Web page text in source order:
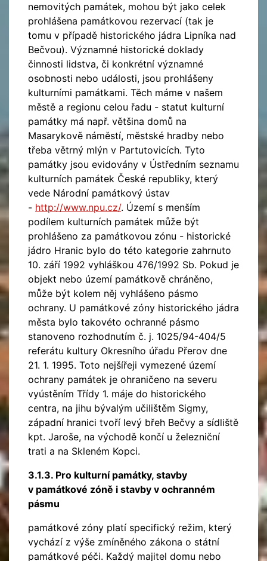
nemovitých památek, mohou být jako celek
prohlášena památkovou rezervací (tak je
tomu v případě historického jádra Lipníka nad
Bečvou). Významné historické doklady
činnosti lidstva, či konkrétní významné
osobnosti nebo události, jsou prohlášeny
kulturními památkami. Těch máme v našem
městě a regionu celou řadu - statut kulturní
památky má např. většina domů na
Masarykově náměstí, městské hradby nebo
třeba větrný mlýn v Partutovicích. Tyto
památky jsou evidovány v Ústředním seznamu
kulturních památek České republiky, který
vede Národní památkový ústav
- http://www.npu.cz/. Území s menším
podílem kulturních památek může být
prohlášeno za památkovou zónu - historické
jádro Hranic bylo do této kategorie zahrnuto
10. září 1992 vyhláškou 476/1992 Sb. Pokud je
objekt nebo území památkově chráněno,
může být kolem něj vyhlášeno pásmo
ochrany. U památkové zóny historického jádra
města bylo takovéto ochranné pásmo
stanoveno rozhodnutím č. j. 1025/94-404/5
referátu kultury Okresního úřadu Přerov dne
21. 1. 1995. Toto nejšířeji vymezené území
ochrany památek je ohraničeno na severu
vyústěním Třídy 1. máje do historického
centra, na jihu bývalým učilištěm Sigmy,
západní hranici tvoří levý břeh Bečvy a sídliště
kpt. Jaroše, na východě končí u železniční
trati a na Skleném Kopci.
3.1.3. Pro kulturní památky, stavby
v památkové zóně i stavby v ochranném
pásmu
památkové zóny platí specifický režim, který
vychází z výše zmíněného zákona o státní
památkové péči. Každý majitel domu nebo